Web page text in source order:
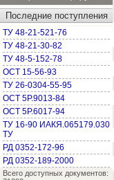
Последние поступления
ТУ 48-21-521-76
ТУ 48-21-30-82
ТУ 48-5-152-78
ОСТ 15-56-93
ТУ 26-0304-55-95
ОСТ 5Р.9013-84
ОСТ 5Р.6017-94
ТУ 16-90 ИАКЯ.065179.030
ТУ
РД 0352-172-96
РД 0352-189-2000
Всего доступных документов: